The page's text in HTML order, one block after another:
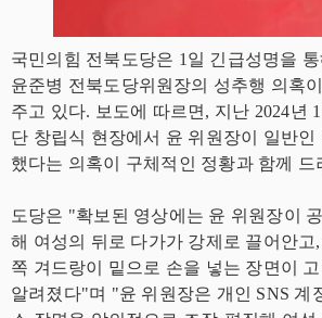
국민의힘 전북도당은 1일 긴급성명을
윤준병 전북도당위원장의 성추행 의혹
주고 있다. 보도에 따르면, 지난 2024년
단 창립식 현장에서 윤 위원장이 일반인
했다는 의혹이 구체적인 정황과 함께
도당은 "확보된 영상에는 윤 위원장이
해 여성의 뒤로 다가가 강제로 끌어안고
쪽 겨드랑이 밑으로 손을 넣는 장면이
알려졌다"며 "윤 위원장은 개인 SNS 계